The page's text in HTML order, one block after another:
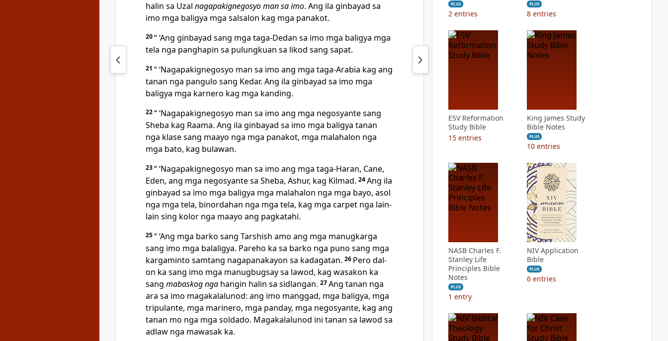
halin sa Uzal nagapakignegosyo man sa imo. Ang ila ginbayad sa
imo mga baligya mga salsalon kag mga panakot.
20“ ‘Ang ginbayad sang mga taga-Dedan sa imo mga baligya mga
tela nga panghapin sa pulungkuan sa likod sang sapat.
21 “ ‘Nagapakignegosyo man sa imo ang mga taga-Arabia kag ang
tanan nga pangulo sang Kedar. Ang ila ginbayad sa imo mga
baligya mga karnero kag mga kanding.
22“ ‘Nagapakignegosyo man sa imo ang mga negosyante sang
Sheba kag Raama. Ang ila ginbayad sa imo mga baligya tanan
nga klase sang maayo nga mga panakot, mga malahalon nga
mga bato, kag bulawan.
23“ ‘Nagapakignegosyo man sa imo ang mga taga-Haran, Cane,
Eden, ang mga negosyante sa Sheba, Ashur, kag Kilmad. 24Ang ila
ginbayad sa imo mga baligya mga malahalon nga mga bayo, asol
nga mga tela, binordahan nga mga tela, kag mga carpet nga lain-
lain sing kolor nga maayo ang pagkatahi.
25“ ‘Ang mga barko sang Tarshish amo ang mga manugkarga
sang imo mga balaligya. Pareho ka sa barko nga puno sang mga
kargaminto samtang nagapanakayon sa kadagatan. 26 Pero dal-
on ka sang imo mga manugbugsay sa lawod, kag wasakon ka
sang mabaskog nga hangin halin sa sidlangan. 27Ang tanan nga
ara sa imo magakalalunod: ang imo manggad, mga baligya, mga
tripulante, mga marinero, mga panday, mga negosyante, kag ang
tanan mo nga mga soldado. Magakalalunod ini tanan sa lawod sa
adlaw nga mawasak ka.
PLUS
2 entries
PLUS
8 entries
ESV Reformation
Study Bible
15 entries
King James Study
Bible Notes
PLUS
10 entries
NASB Charles F.
Stanley Life
Principles Bible
Notes
PLUS
1 entry
NIV Application
Bible
PLUS
6 entries